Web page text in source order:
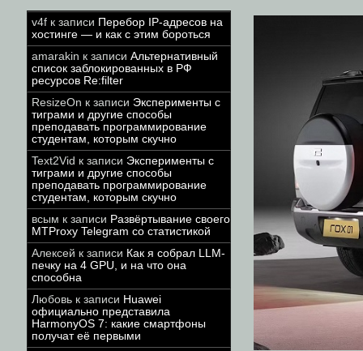
v4f к записи Перебор IP-адресов на
хостинге — и как с этим бороться
amarakin к записи Альтернативный
список заблокированных в РФ
ресурсов Re:filter
ResizeOn к записи Эксперименты с
тиграми и другие способы
преподавать программирование
студентам, которым скучно
Text2Vid к записи Эксперименты с
тиграми и другие способы
преподавать программирование
студентам, которым скучно
всым к записи Развёртывание своего
MTProxy Telegram со статистикой
Алексей к записи Как я собрал LLM-
печку на 4 GPU, и на что она
способна
Любовь к записи Huawei
официально представила
HarmonyOS 7: какие смартфоны
получат её первыми